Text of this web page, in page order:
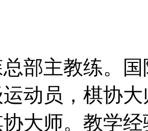
部主教练。
动员，棋协
大师。教学